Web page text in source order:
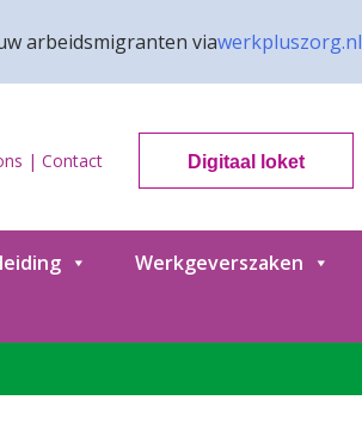
arbeidsmigranten viawerkpluszorg.nl
| Contact Digitaal loket
Werkgeverszaken